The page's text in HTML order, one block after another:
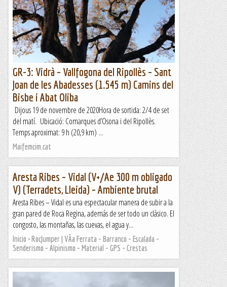
GR-3: Vidrà – Vallfogona del Ripollès – Sant
Joan de les Abadesses (1.545 m) Camins del
Bisbe i Abat Oliba
Dijous 19 de novembre de 2020Hora de sortida: 2/4 de set
del matí. Ubicació: Comarques d’Osona i del Ripollès.
Temps aproximat: 9 h (20,9 km) ...
Maifemcim.cat
Aresta Ribes – Vidal (V+/Ae 300 m obligado
V) (Terradets, Lleida) – Ambiente brutal
Aresta Ribes – Vidal es una espectacular manera de subir a la
gran pared de Roca Regina, además de ser todo un clásico. El
congosto, las montañas, las cuevas, el agua y...
Inicio • RocJumper | VÃ­a Ferrata - Barranco - Escalada -
Senderismo - Alpinismo - Material - GPS - Crestas